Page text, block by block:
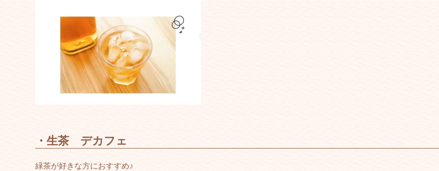
・生茶 デカフェ
緑茶が好きな方におすすめ♪